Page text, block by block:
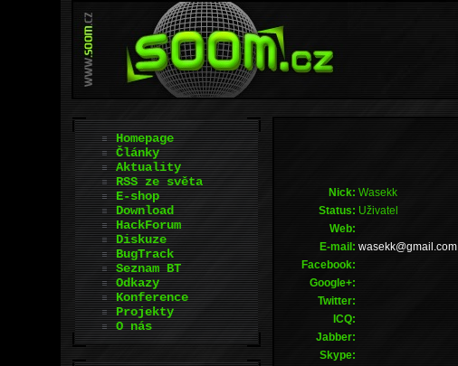
Nick:Wasekk
Status:Uživatel
Web:
E-mail:moc.liamg@kkesaw
Facebook:
Google+:
Twitter:
ICQ:
Jabber:
Skype:
Homepage
Články
Aktuality
RSS ze světa
E-shop
Download
HackForum
Diskuze
BugTrack
Seznam BT
Odkazy
Konference
Projekty
O nás